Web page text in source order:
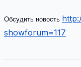
Обсудить новость
showforum=117